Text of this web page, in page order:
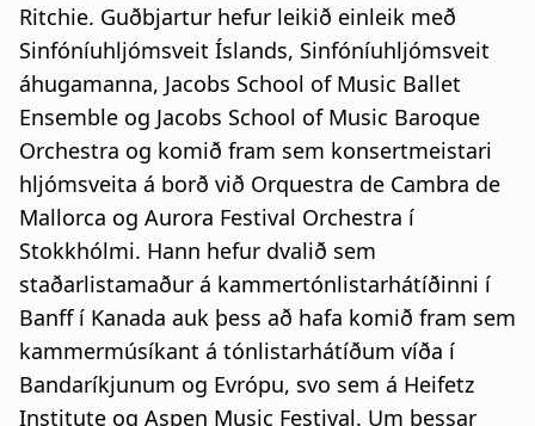
Ritchie. Guðbjartur hefur leikið einleik með
Sinfóníuhljómsveit Íslands, Sinfóníuhljómsveit
áhugamanna, Jacobs School of Music Ballet
Ensemble og Jacobs School of Music Baroque
Orchestra og komið fram sem konsertmeistari
hljómsveita á borð við Orquestra de Cambra de
Mallorca og Aurora Festival Orchestra í
Stokkhólmi. Hann hefur dvalið sem
staðarlistamaður á kammertónlistarhátíðinni í
Banff í Kanada auk þess að hafa komið fram sem
kammermúsíkant á tónlistarhátíðum víða í
Bandaríkjunum og Evrópu, svo sem á Heifetz
Institute og Aspen Music Festival. Um þessar